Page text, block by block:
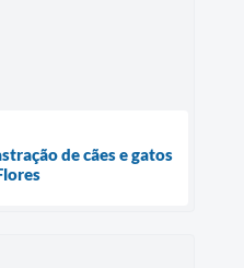
de cães e gatos